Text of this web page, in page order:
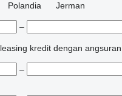
Polandia
Jerman
–
leasing kredit dengan angsuran
–